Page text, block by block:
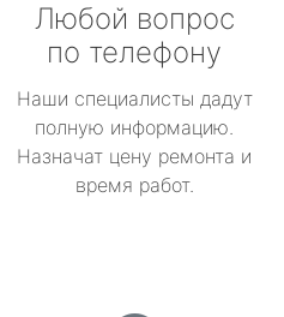
Любой вопрос
по телефону
Наши специалисты дадут
полную информацию.
Назначат цену ремонта и
время работ.